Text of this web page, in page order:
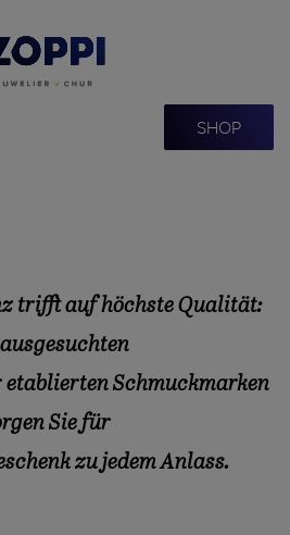
SHOP
trifft auf höchste Qualität:
etablierten Schmuckmarken
Sie für
zu jedem Anlass.